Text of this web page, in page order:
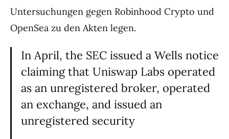
Untersuchungen gegen Robinhood Crypto und
OpenSea zu den Akten legen.
In April, the SEC issued a Wells notice
claiming that Uniswap Labs operated
as an unregistered broker, operated
an exchange, and issued an
unregistered security